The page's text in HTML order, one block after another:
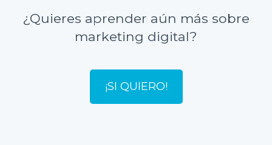
¿Quieres aprender aún más sobre
marketing digital?
¡SI QUIERO!